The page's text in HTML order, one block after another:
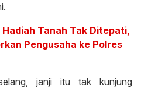
Tanah Tak Ditepati,
Pengusaha ke Polres
janji itu tak kunjung